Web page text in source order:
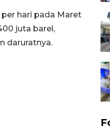
hari pada Maret
juta barel,
daruratnya.